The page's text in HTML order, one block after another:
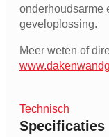
onderhoudsarme
geveloplossing.
Meer weten of
Technisch
Specificaties